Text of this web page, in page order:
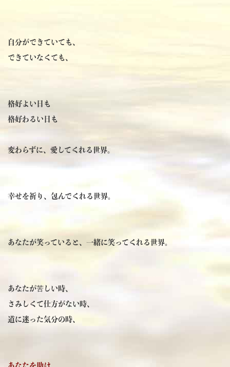
自分ができていても、
できていなくても、
格好よい日も
格好わるい日も
変わらずに、愛してくれる世界。
幸せを祈り、包んでくれる世界。
あなたが笑っていると、一緒に笑ってくれる世界。
あなたが苦しい時、
さみしくて仕方がない時、
道に迷った気分の時、
あなたを助け、